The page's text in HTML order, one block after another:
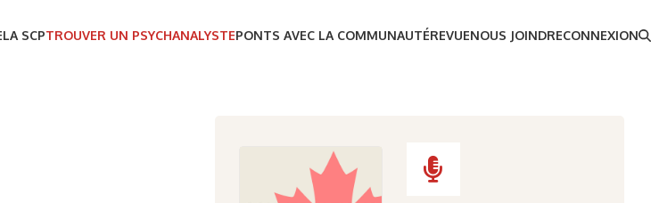
LA SCPTROUVER UN PSYCHANALYSTEPONTS AVEC LA COMMUNAUTÉREVUENOUS JOINDRECONNEXION